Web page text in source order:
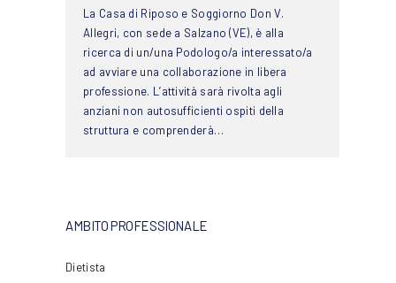
La Casa di Riposo e Soggiorno Don V.
Allegri, con sede a Salzano (VE), è alla
ricerca di un/una Podologo/a interessato/a
ad avviare una collaborazione in libera
professione. L’attività sarà rivolta agli
anziani non autosufficienti ospiti della
struttura e comprenderà…
AMBITO PROFESSIONALE
Dietista